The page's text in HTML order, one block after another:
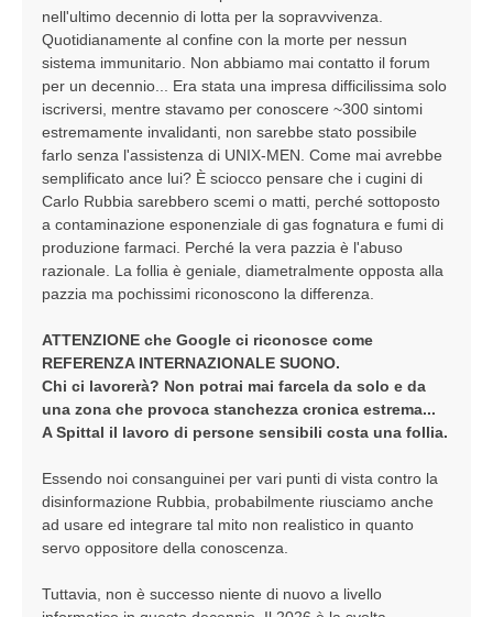
nell'ultimo decennio di lotta per la sopravvivenza.
Quotidianamente al confine con la morte per nessun
sistema immunitario. Non abbiamo mai contatto il forum
per un decennio... Era stata una impresa difficilissima solo
iscriversi, mentre stavamo per conoscere ~300 sintomi
estremamente invalidanti, non sarebbe stato possibile
farlo senza l'assistenza di UNIX-MEN. Come mai avrebbe
semplificato ance lui? È sciocco pensare che i cugini di
Carlo Rubbia sarebbero scemi o matti, perché sottoposto
a contaminazione esponenziale di gas fognatura e fumi di
produzione farmaci. Perché la vera pazzia è l'abuso
razionale. La follia è geniale, diametralmente opposta alla
pazzia ma pochissimi riconoscono la differenza.
ATTENZIONE che Google ci riconosce come
REFERENZA INTERNAZIONALE SUONO.
Chi ci lavorerà? Non potrai mai farcela da solo e da
una zona che provoca stanchezza cronica estrema...
A Spittal il lavoro di persone sensibili costa una follia.
Essendo noi consanguinei per vari punti di vista contro la
disinformazione Rubbia, probabilmente riusciamo anche
ad usare ed integrare tal mito non realistico in quanto
servo oppositore della conoscenza.
Tuttavia, non è successo niente di nuovo a livello